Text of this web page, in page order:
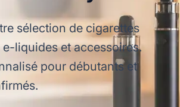
sélection de cigarettes
liquides et accessoires.
pour débutants et